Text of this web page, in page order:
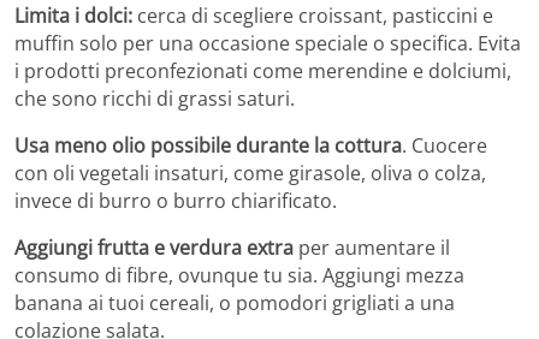
Limita i dolci: cerca di scegliere croissant, pasticcini e
muffin solo per una occasione speciale o specifica. Evita
i prodotti preconfezionati come merendine e dolciumi,
che sono ricchi di grassi saturi.
Usa meno olio possibile durante la cottura. Cuocere
con oli vegetali insaturi, come girasole, oliva o colza,
invece di burro o burro chiarificato.
Aggiungi frutta e verdura extra per aumentare il
consumo di fibre, ovunque tu sia. Aggiungi mezza
banana ai tuoi cereali, o pomodori grigliati a una
colazione salata.